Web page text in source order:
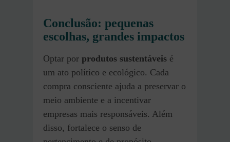
Conclusão: pequenas
escolhas, grandes impactos
Optar por produtos sustentáveis é
um ato político e ecológico. Cada
compra consciente ajuda a preservar o
meio ambiente e a incentivar
empresas mais responsáveis. Além
disso, fortalece o senso de